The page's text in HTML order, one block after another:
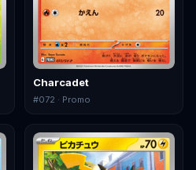
Charcadet
#072 · Promo